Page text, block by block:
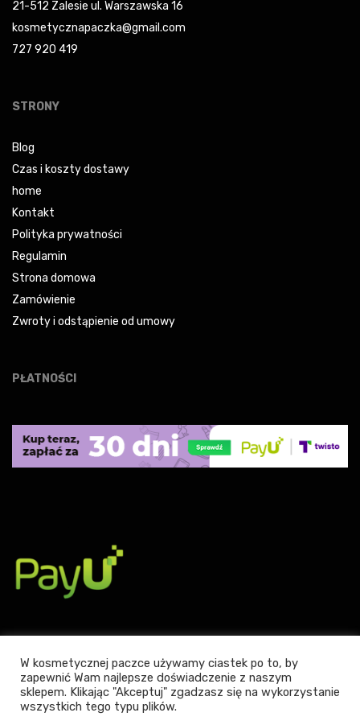
21-512 Zalesie ul. Warszawska 16
kosmetycznapaczka@gmail.com
727 920 419
STRONY
Blog
Czas i koszty dostawy
home
Kontakt
Polityka prywatności
Regulamin
Strona domowa
Zamówienie
Zwroty i odstąpienie od umowy
PŁATNOŚCI
Powered by WordPress |Theme:Letoby aThemes.
W kosmetycznej paczce używamy ciastek po to, by
zapewnić Wam najlepsze doświadczenie z naszym
sklepem. Klikając "Akceptuj" zgadzasz się na wykorzystanie
wszystkich tego typu plików.